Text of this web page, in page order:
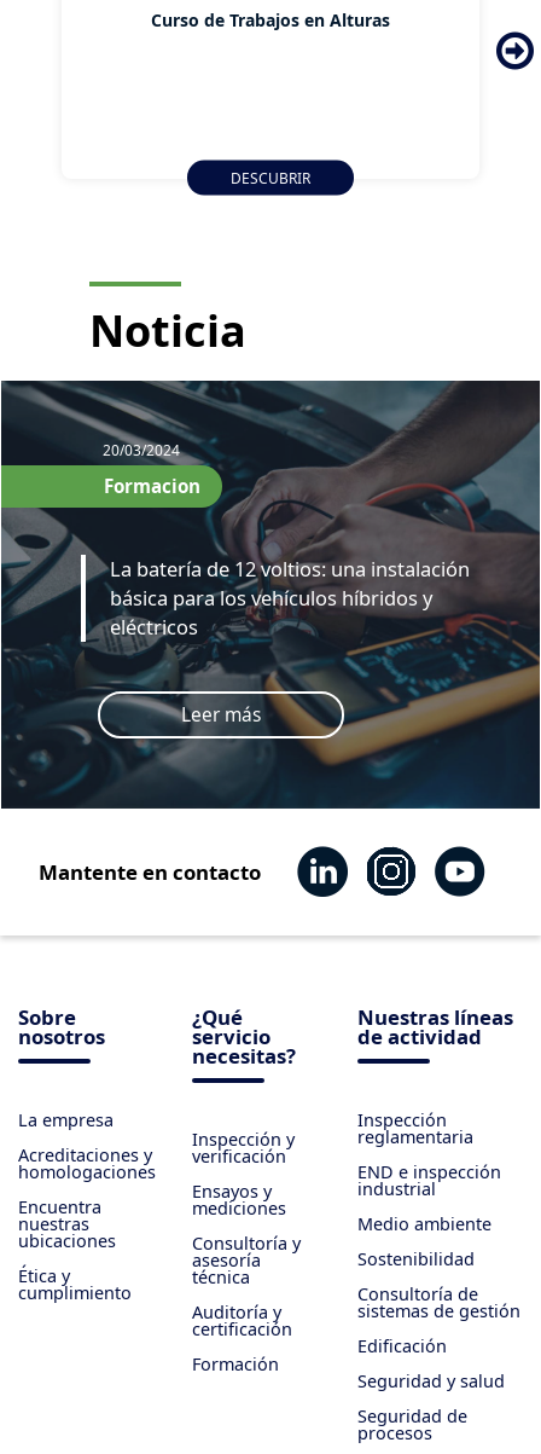
Curso de Trabajos en Alturas
DESCUBRIR
Noticia
20/03/2024
Formacion
La batería de 12 voltios: una instalación
básica para los vehículos híbridos y
eléctricos
Leer más
Mantente en contacto
Sobre
nosotros
La empresa
Acreditaciones y
homologaciones
Encuentra
nuestras
ubicaciones
Ética y
cumplimiento
¿Qué
servicio
necesitas?
Inspección y
verificación
Ensayos y
mediciones
Consultoría y
asesoría
técnica
Auditoría y
certificación
Formación
Nuestras líneas
de actividad
Inspección
reglamentaria
END e inspección
industrial
Medio ambiente
Sostenibilidad
Consultoría de
sistemas de gestión
Edificación
Seguridad y salud
Seguridad de
procesos